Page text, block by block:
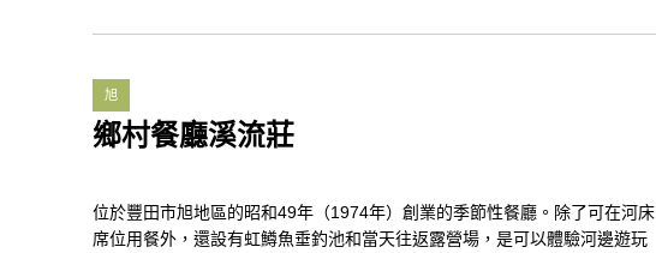
旭
鄉村餐廳溪流莊
位於豐田市旭地區的昭和49年（1974年）創業的季節性餐廳。除了可在河床
席位用餐外，還設有虹鱒魚垂釣池和當天往返露營場，是可以體驗河邊遊玩